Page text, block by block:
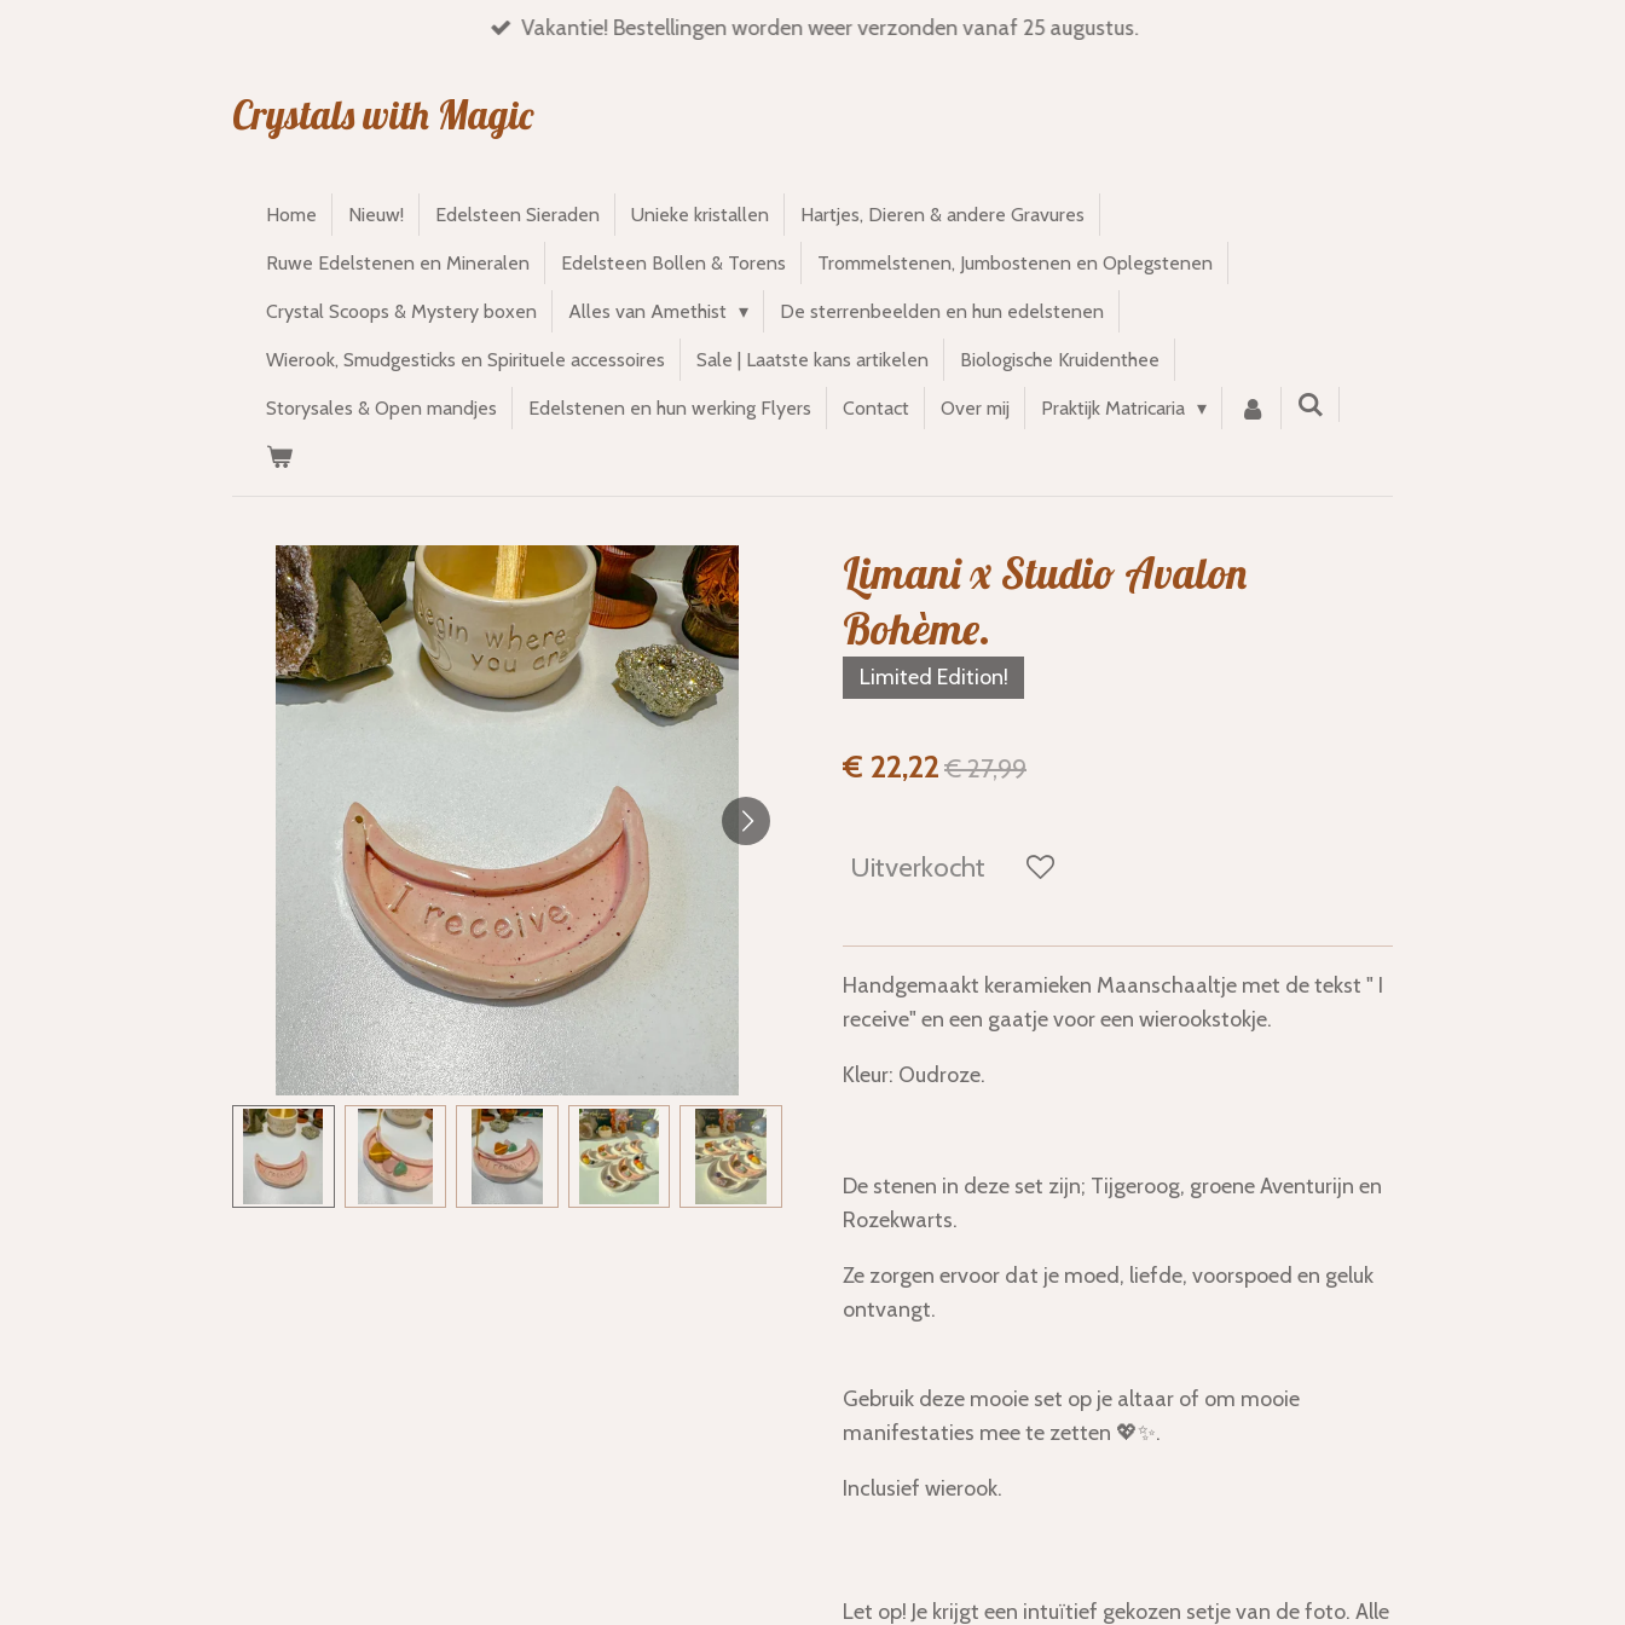
Vakantie! Bestellingen worden weer verzonden vanaf 25 augustus.
Crystals with Magic
Home Nieuw! Edelsteen Sieraden Unieke kristallen Hartjes, Dieren & andere Gravures
Ruwe Edelstenen en Mineralen Edelsteen Bollen & Torens Trommelstenen, Jumbostenen en Oplegstenen
Crystal Scoops & Mystery boxen Alles van Amethist De sterrenbeelden en hun edelstenen
Wierook, Smudgesticks en Spirituele accessoires Sale | Laatste kans artikelen Biologische Kruidenthee
Storysales & Open mandjes Edelstenen en hun werking Flyers Contact Over mij Praktijk Matricaria
Limani x Studio Avalon
Bohème.
Limited Edition!
€ 22,22€ 27,99
Uitverkocht
Handgemaakt keramieken Maanschaaltje met de tekst " I
receive" en een gaatje voor een wierookstokje.
Kleur: Oudroze.
De stenen in deze set zijn; Tijgeroog, groene Aventurijn en
Rozekwarts.
Ze zorgen ervoor dat je moed, liefde, voorspoed en geluk
ontvangt.
Gebruik deze mooie set op je altaar of om mooie
manifestaties mee te zetten 💖✨.
Inclusief wierook.
Let op! Je krijgt een intuïtief gekozen setje van de foto. Alle